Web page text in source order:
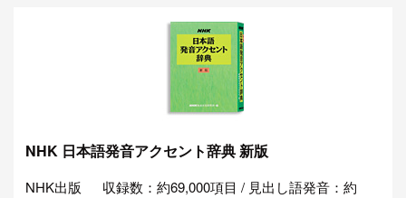
NHK 日本語発音アクセント辞典 新版
NHK出版
収録数：約69,000項目 / 見出し語発音：約